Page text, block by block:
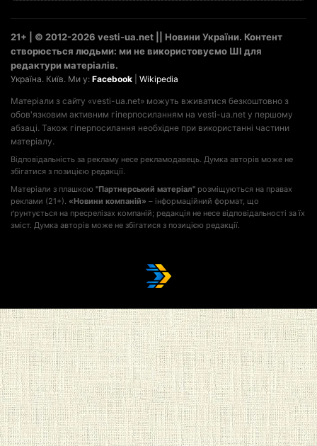
21+ | © 2012-2026 vesti-ua.net || Новини України. Контент
створюється людьми: ми не використовуємо ШІ для
редактури матеріалів.
Україна. Київ. Ми у: Facebook Wikipedia
Матеріали з сайту «vesti-ua.net» можуть вживатися безкоштовно з
обов'язковим активним гіперпосиланням на vesti-ua.net у першому
абзаці. Також гіперпосилання необхідне при використанні частини
матеріалу.
Відповідальність за рекламу несе рекламодавець. Думка авторів може не
збігатися з позицією редакції.
Матеріали з плашкою "Партнерський матеріал" розміщуються на правах
реклами (21+). «Новини компаній» – інформаційний формат, що
ґрунтується на пресрелізах компаній; редакція не несе відповідальності за їх
зміст. Думка авторів може не збігатися з позицією редакції.